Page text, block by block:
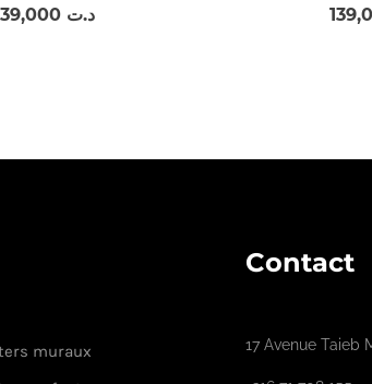
د.ت
muraux
Contact
17 Avenue Taieb